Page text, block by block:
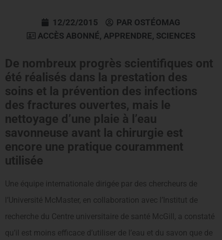
12/22/2015 PAR OSTÉOMAG
ACCÈS ABONNÉ, APPRENDRE, SCIENCES
De nombreux progrès scientifiques ont
été réalisés dans la prestation des
soins et la prévention des infections
des fractures ouvertes, mais le
nettoyage d’une plaie à l’eau
savonneuse avant la chirurgie est
encore une pratique couramment
utilisée
Une équipe internationale dirigée par des chercheurs de
l’Université McMaster, en collaboration avec l’Institut de
recherche du Centre universitaire de santé McGill, a constaté
qu’il est moins efficace d’utiliser de l’eau et du savon que de